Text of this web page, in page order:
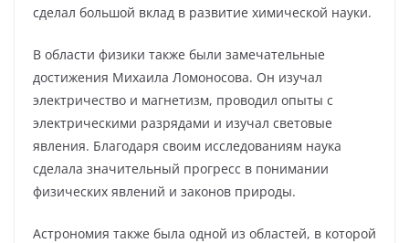
сделал большой вклад в развитие химической науки.
В области физики также были замечательные
достижения Михаила Ломоносова. Он изучал
электричество и магнетизм, проводил опыты с
электрическими разрядами и изучал световые
явления. Благодаря своим исследованиям наука
сделала значительный прогресс в понимании
физических явлений и законов природы.
Астрономия также была одной из областей, в которой